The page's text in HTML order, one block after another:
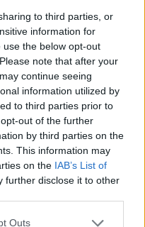
to third parties, or
information for
the below opt-out
note that after your
continue seeing
information utilized by
to third parties prior to
out of the further
by third parties on the
This information may
on the IAB’s List of
further disclose it to other
Outs
Κυκλάδες: Οι
«κρυμμένοι παράδεισοι» του